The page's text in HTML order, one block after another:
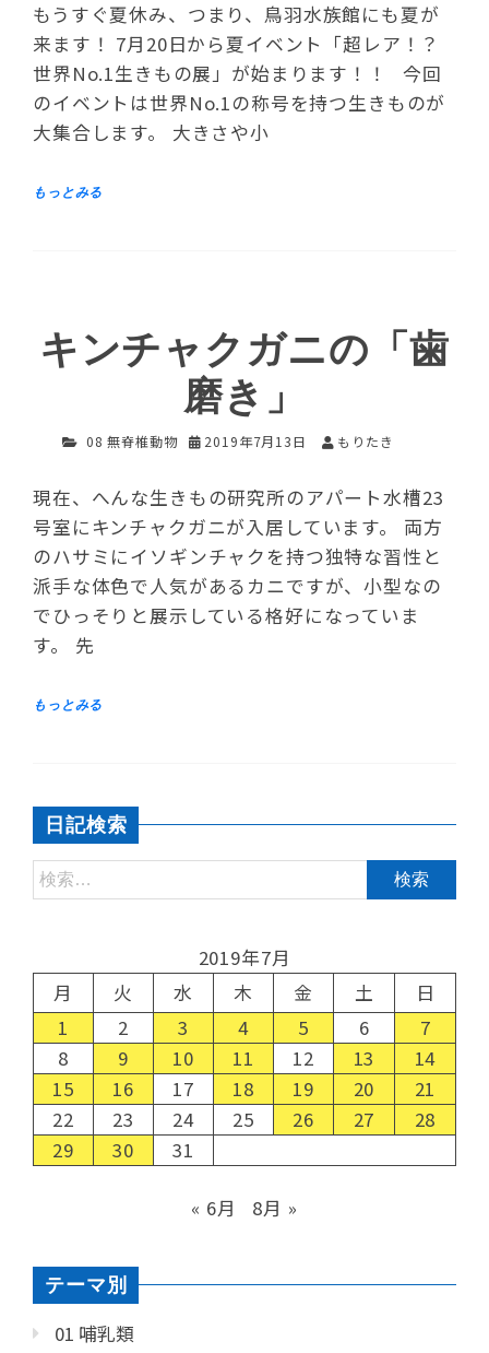
もうすぐ夏休み、つまり、鳥羽水族館にも夏が
来ます！ 7月20日から夏イベント「超レア！？
世界No.1生きもの展」が始まります！！ 今回
のイベントは世界No.1の称号を持つ生きものが
大集合します。 大きさや小
キンチャクガニの「歯
磨き」
08 無脊椎動物 2019年7月13日 もりたき
現在、へんな生きもの研究所のアパート水槽23
号室にキンチャクガニが入居しています。 両方
のハサミにイソギンチャクを持つ独特な習性と
派手な体色で人気があるカニですが、小型なの
でひっそりと展示している格好になっていま
す。 先
日記検索
2019年7月
月
火 水 木 金 土
日
1
2 3 4 5 6
7
8
9 10 11 12 13
14
15
16 17 18 19 20
21
22
23 24 25 26 27
28
29
30 31
« 6月 8月 »
テーマ別
01 哺乳類